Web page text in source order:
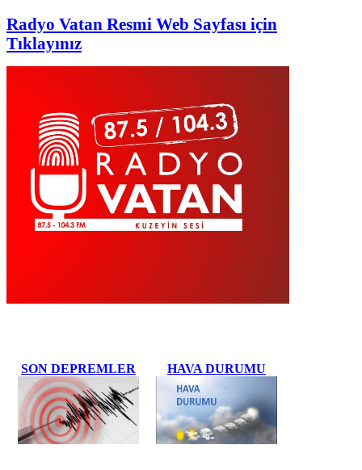
Radyo Vatan Resmi Web Sayfası için
Tıklayınız
SON DEPREMLER HAVA DURUMU